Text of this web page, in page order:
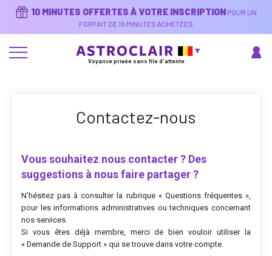
10 MINUTES OFFERTES À VOTRE INSCRIPTION POUR UN
FORFAIT DE 10 MINUTES ACHETÉES
Voyance privée sans file d'attente
Contactez-nous
Vous souhaitez nous contacter ? Des
suggestions à nous faire partager ?
N’hésitez pas à consulter la rubrique « Questions fréquentes »,
pour les informations administratives ou techniques concernant
nos services.
Si vous êtes déjà membre, merci de bien vouloir utiliser la
« Demande de Support » qui se trouve dans votre compte.